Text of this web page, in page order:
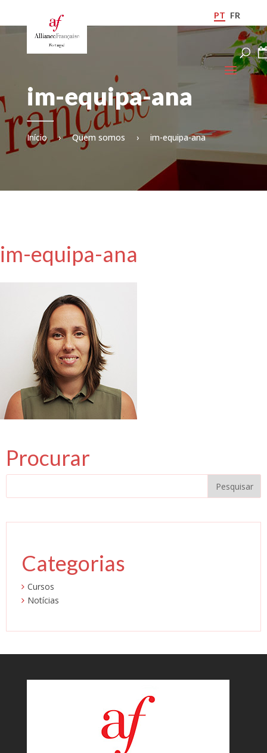
PT FR
im-equipa-ana
Início › Quem somos › im-equipa-ana
im-equipa-ana
Procurar
Categorias
Cursos
Notícias